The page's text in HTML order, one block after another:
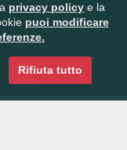
Cookie
privacy policy e la
puoi modificare
Rifiuta tutto